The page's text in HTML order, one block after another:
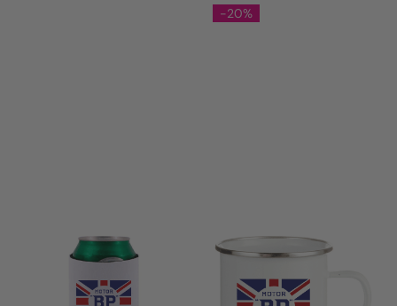
-20%